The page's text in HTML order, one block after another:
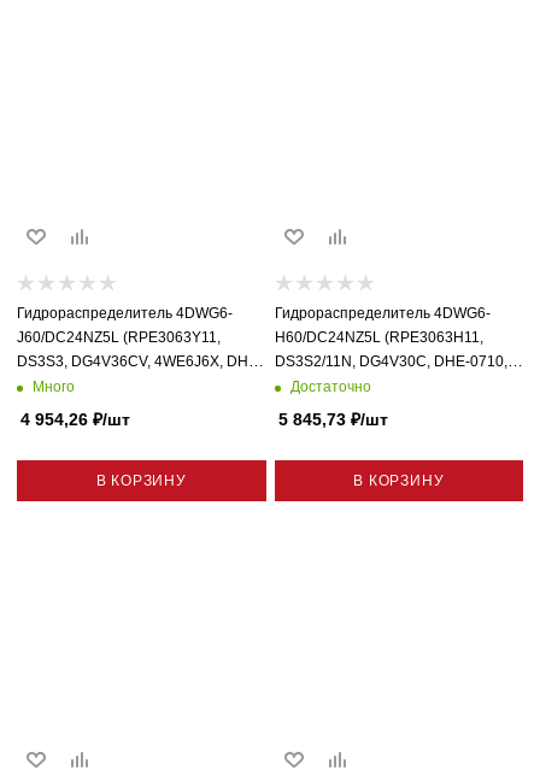
Гидрораспределитель 4DWG6-
J60/DC24NZ5L (RPE3063Y11,
DS3S3, DG4V36CV, 4WE6J6X, DHE-
0713, D1VW004CNJW, AD3E03C,
DSG013C4) Схема 34
Много
4 954,26 ₽/шт
В КОРЗИНУ
Гидрораспределитель 4DWG6-
H60/DC24NZ5L (RPE3063H11,
DS3S2/11N, DG4V30C, DHE-0710,
D1VW002CNJW, AD3E02CMS13) с
Достаточно
5 845,73₽/шт
В КОРЗИНУ